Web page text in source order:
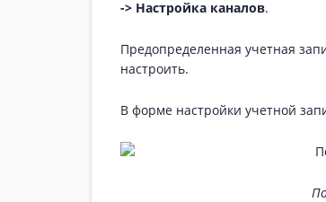
-> Настройка каналов.
Предопределенная учетная
настроить.
В форме настройки учетной